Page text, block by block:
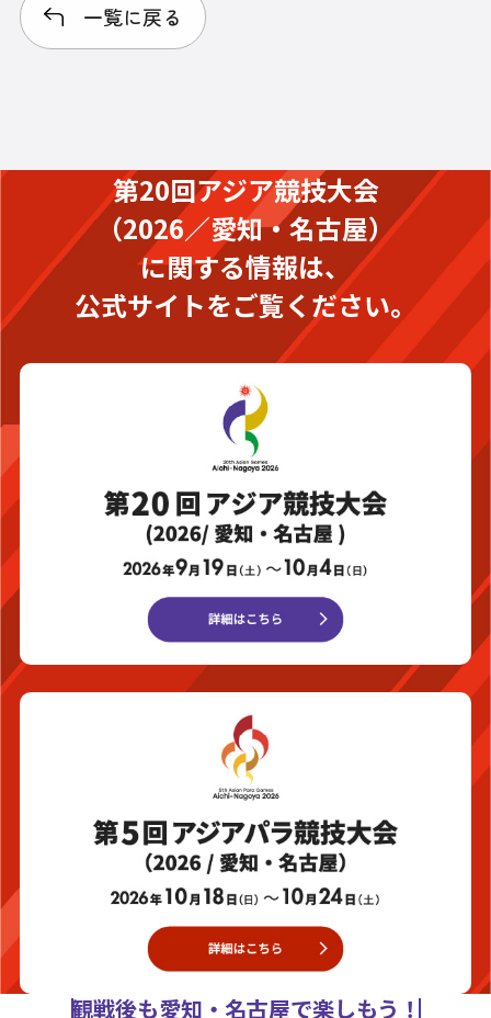
一覧に戻る
第20回アジア競技大会
（2026／愛知・名古屋）
に関する情報は、
公式サイトをご覧ください。
観戦後も愛知・名古屋で楽しもう！